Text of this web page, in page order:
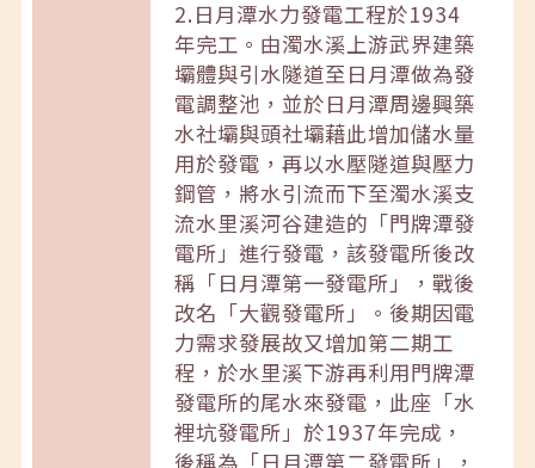
2.日月潭水力發電工程於1934
年完工。由濁水溪上游武界建築
壩體與引水隧道至日月潭做為發
電調整池，並於日月潭周邊興築
水社壩與頭社壩藉此增加儲水量
用於發電，再以水壓隧道與壓力
鋼管，將水引流而下至濁水溪支
流水里溪河谷建造的「門牌潭發
電所」進行發電，該發電所後改
稱「日月潭第一發電所」，戰後
改名「大觀發電所」。後期因電
力需求發展故又增加第二期工
程，於水里溪下游再利用門牌潭
發電所的尾水來發電，此座「水
裡坑發電所」於1937年完成，
後稱為「日月潭第二發電所」，